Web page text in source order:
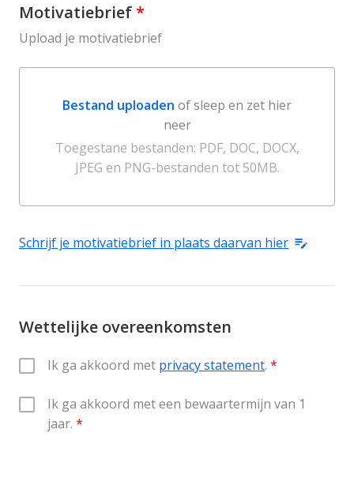
Motivatiebrief*
Upload je motivatiebrief
Bestand uploaden of sleep en zet hier
neer
Bestand uploaden of sleep en zet hier neer
Toegestane bestanden: PDF, DOC, DOCX,
JPEG en PNG-bestanden tot 50MB.
Schrijf je motivatiebrief in plaats daarvan hier
Wettelijke overeenkomsten
Ik ga akkoord met privacy statement.
Ik ga akkoord met een bewaartermijn van 1
jaar.